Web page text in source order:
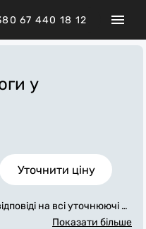
67 440 18 12
у
Уточнити ціну
на всі уточнюючі за
Ми зв'яжемося з вами
Показати більше